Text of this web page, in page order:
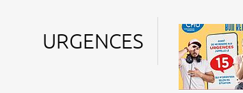
URGENCES